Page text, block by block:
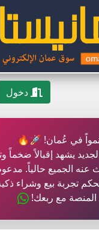
دخول
في عُمان! 🚀🔥
يشهد إقبالاً ضخماً
عنه الجميع حالياً.
تجربة بيع وشراء
مع ربعك!